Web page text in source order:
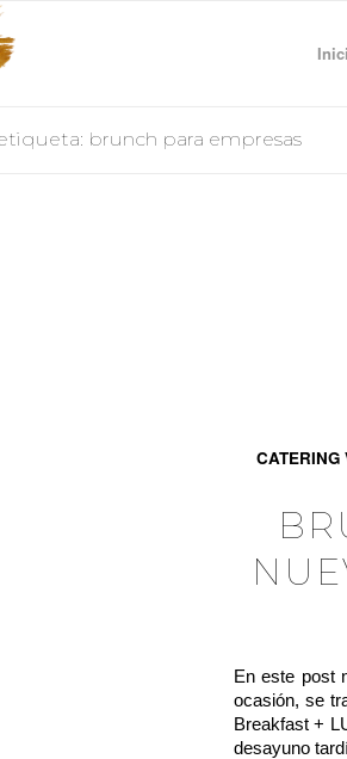
brunch para empresas
En este post
ocasión, se
Breakfast +
desayuno